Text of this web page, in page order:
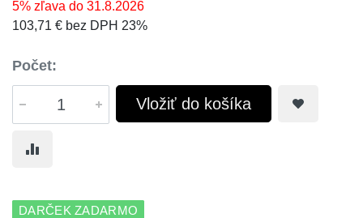
5% zľava do 31.8.2026
103,71 € bez DPH 23%
Počet:
Vložiť do košíka
DARČEK ZADARMO